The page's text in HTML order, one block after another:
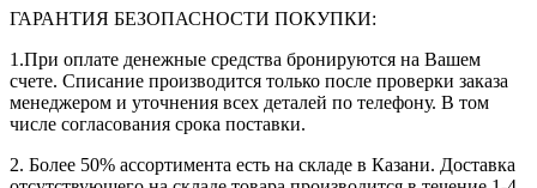
ГАРАНТИЯ БЕЗОПАСНОСТИ ПОКУПКИ:
1.При оплате денежные средства бронируются на Вашем
счете. Списание производится только после проверки заказа
менеджером и уточнения всех деталей по телефону. В том
числе согласования срока поставки.
2. Более 50% ассортимента есть на складе в Казани. Доставка